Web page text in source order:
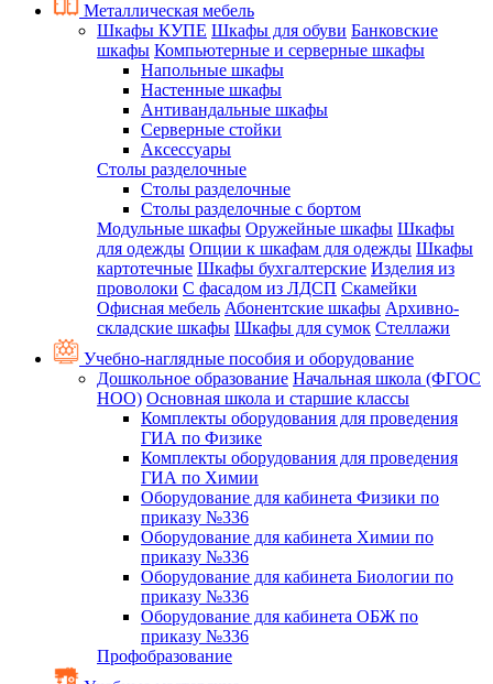
Металлическая мебель
Шкафы КУПЕ Шкафы для обуви Банковские
шкафы Компьютерные и серверные шкафы
Напольные шкафы
Настенные шкафы
Антивандальные шкафы
Серверные стойки
Аксессуары
Столы разделочные
Столы разделочные
Столы разделочные с бортом
Модульные шкафы Оружейные шкафы Шкафы
для одежды Опции к шкафам для одежды Шкафы
картотечные Шкафы бухгалтерские Изделия из
проволоки С фасадом из ЛДСП Скамейки
Офисная мебель Абонентские шкафы Архивно-
складские шкафы Шкафы для сумок Стеллажи
Учебно-наглядные пособия и оборудование
Дошкольное образование Начальная школа (ФГОС
НОО) Основная школа и старшие классы
Комплекты оборудования для проведения
ГИА по Физике
Комплекты оборудования для проведения
ГИА по Химии
Оборудование для кабинета Физики по
приказу №336
Оборудование для кабинета Химии по
приказу №336
Оборудование для кабинета Биологии по
приказу №336
Оборудование для кабинета ОБЖ по
приказу №336
Профобразование